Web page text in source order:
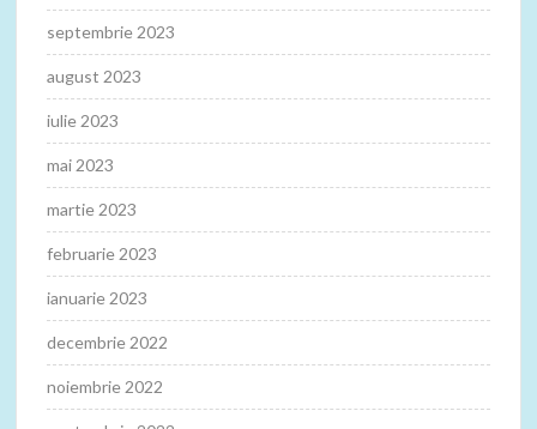
septembrie 2023
august 2023
iulie 2023
mai 2023
martie 2023
februarie 2023
ianuarie 2023
decembrie 2022
noiembrie 2022